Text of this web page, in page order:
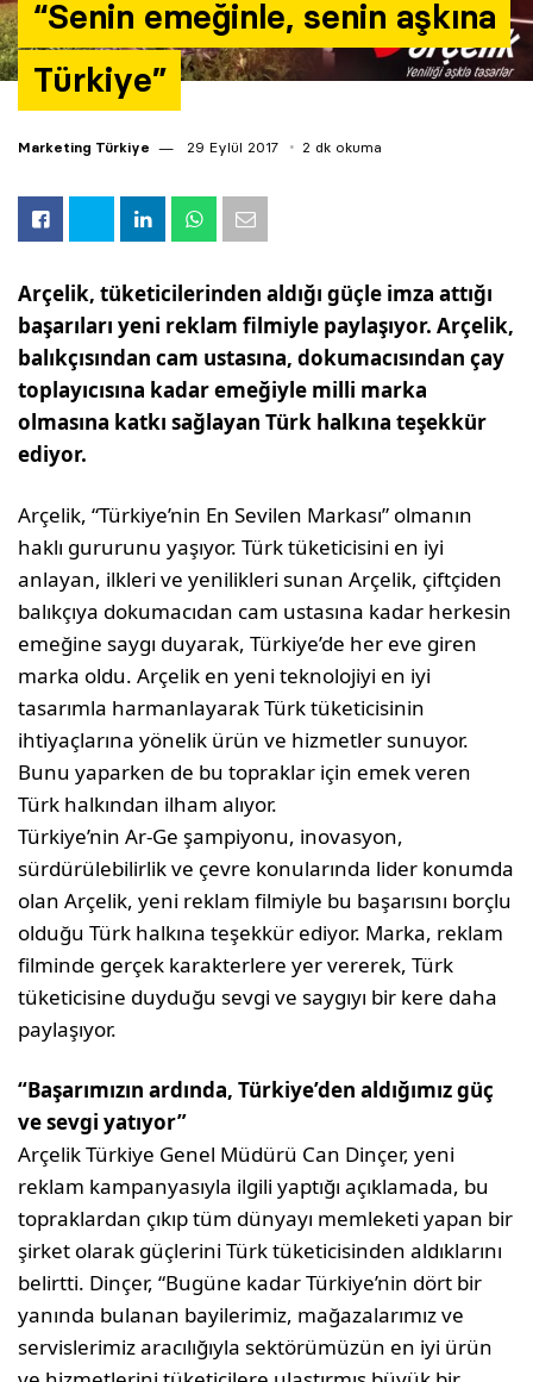
“Senin emeğinle, senin aşkına
Türkiye”
Marketing Türkiye 29 Eylül 2017 2 dk okuma
Arçelik, tüketicilerinden aldığı güçle imza attığı
başarıları yeni reklam filmiyle paylaşıyor. Arçelik,
balıkçısından cam ustasına, dokumacısından çay
toplayıcısına kadar emeğiyle milli marka
olmasına katkı sağlayan Türk halkına teşekkür
ediyor.
Arçelik, “Türkiye’nin En Sevilen Markası” olmanın
haklı gururunu yaşıyor. Türk tüketicisini en iyi
anlayan, ilkleri ve yenilikleri sunan Arçelik, çiftçiden
balıkçıya dokumacıdan cam ustasına kadar herkesin
emeğine saygı duyarak, Türkiye’de her eve giren
marka oldu. Arçelik en yeni teknolojiyi en iyi
tasarımla harmanlayarak Türk tüketicisinin
ihtiyaçlarına yönelik ürün ve hizmetler sunuyor.
Bunu yaparken de bu topraklar için emek veren
Türk halkından ilham alıyor.
Türkiye’nin Ar-Ge şampiyonu, inovasyon,
sürdürülebilirlik ve çevre konularında lider konumda
olan Arçelik, yeni reklam filmiyle bu başarısını borçlu
olduğu Türk halkına teşekkür ediyor. Marka, reklam
filminde gerçek karakterlere yer vererek, Türk
tüketicisine duyduğu sevgi ve saygıyı bir kere daha
paylaşıyor.
“Başarımızın ardında, Türkiye’den aldığımız güç
ve sevgi yatıyor”
Arçelik Türkiye Genel Müdürü Can Dinçer, yeni
reklam kampanyasıyla ilgili yaptığı açıklamada, bu
topraklardan çıkıp tüm dünyayı memleketi yapan bir
şirket olarak güçlerini Türk tüketicisinden aldıklarını
belirtti. Dinçer, “Bugüne kadar Türkiye’nin dört bir
yanında bulanan bayilerimiz, mağazalarımız ve
servislerimiz aracılığıyla sektörümüzün en iyi ürün